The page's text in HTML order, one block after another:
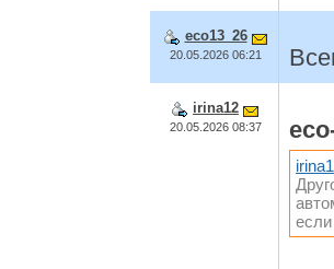
eco13_26
20.05.2026 06:21
irina12
20.05.2026 08:37